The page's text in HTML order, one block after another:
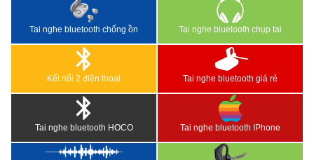
Tai nghe bluetooth chống ồn Tai nghe bluetooth chụp tai
Kết nối 2 điện thoại Tai nghe bluetooth giá rẻ
Tai nghe bluetooth HOCO Tai nghe bluetooth IPhone